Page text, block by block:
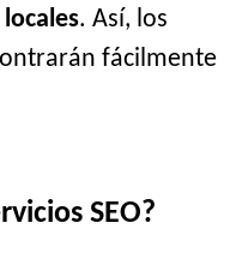
. Así, los
fácilmente
SEO?